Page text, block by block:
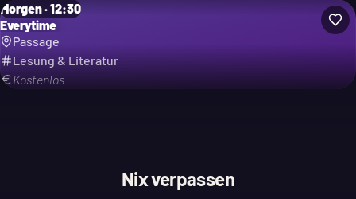
Morgen · 12:30
Everytime
Passage
Lesung & Literatur
Kostenlos
Nix verpassen